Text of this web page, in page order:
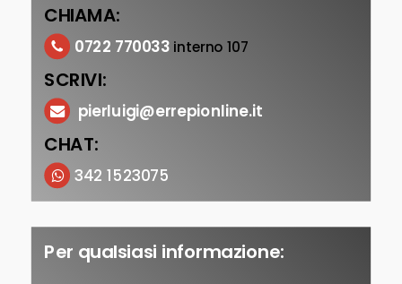
CHIAMA:
0722 770033 interno 107
SCRIVI:
pierluigi@errepionline.it
CHAT:
342 1523075
Per qualsiasi informazione: